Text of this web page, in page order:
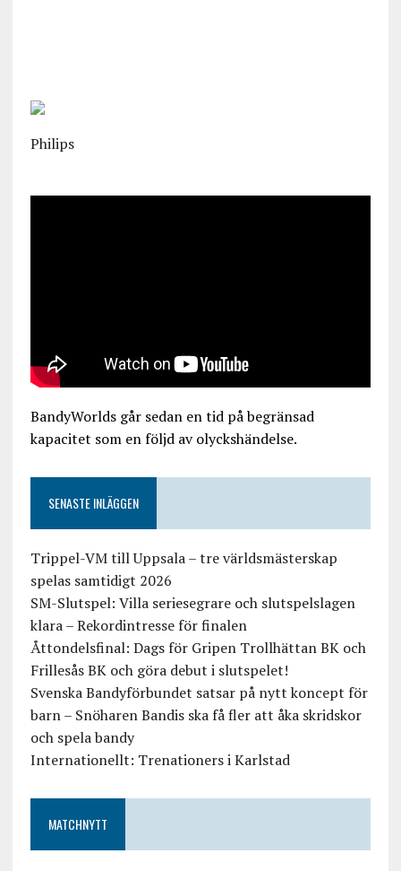
Philips
BandyWorlds går sedan en tid på begränsad
kapacitet som en följd av olyckshändelse.
SENASTE INLÄGGEN
Trippel-VM till Uppsala – tre världsmästerskap
spelas samtidigt 2026
SM-Slutspel: Villa seriesegrare och slutspelslagen
klara – Rekordintresse för finalen
Åttondelsfinal: Dags för Gripen Trollhättan BK och
Frillesås BK och göra debut i slutspelet!
Svenska Bandyförbundet satsar på nytt koncept för
barn – Snöharen Bandis ska få fler att åka skridskor
och spela bandy
Internationellt: Trenationers i Karlstad
MATCHNYTT